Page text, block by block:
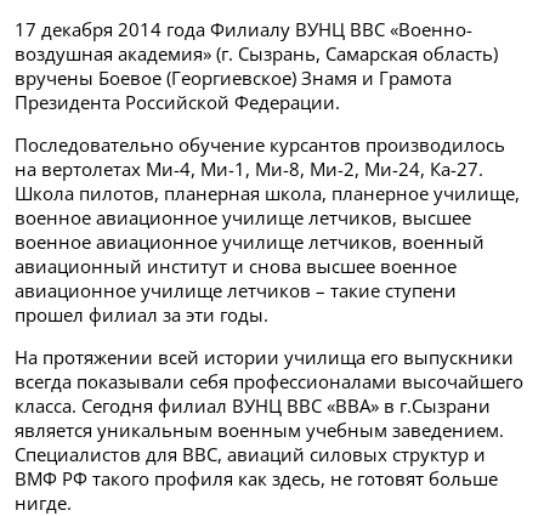
17 декабря 2014 года Филиалу ВУНЦ ВВС «Военно-
воздушная академия» (г. Сызрань, Самарская область)
вручены Боевое (Георгиевское) Знамя и Грамота
Президента Российской Федерации.
Последовательно обучение курсантов производилось
на вертолетах Ми-4, Ми-1, Ми-8, Ми-2, Ми-24, Ка-27.
Школа пилотов, планерная школа, планерное училище,
военное авиационное училище летчиков, высшее
военное авиационное училище летчиков, военный
авиационный институт и снова высшее военное
авиационное училище летчиков – такие ступени
прошел филиал за эти годы.
На протяжении всей истории училища его выпускники
всегда показывали себя профессионалами высочайшего
класса. Сегодня филиал ВУНЦ ВВС «ВВА» в г.Сызрани
является уникальным военным учебным заведением.
Специалистов для ВВС, авиаций силовых структур и
ВМФ РФ такого профиля как здесь, не готовят больше
нигде.